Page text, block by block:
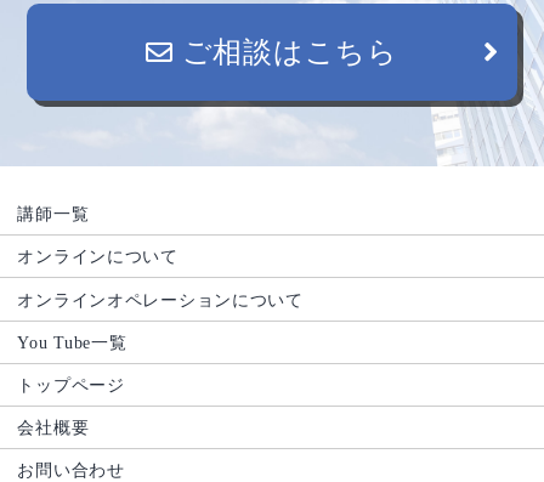
ご相談はこちら
講師一覧
オンラインについて
オンラインオペレーションについて
You Tube一覧
トップページ
会社概要
お問い合わせ